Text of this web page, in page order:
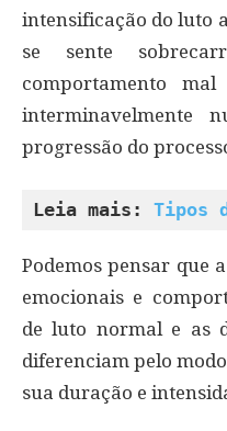
intensificação do luto
se sente
comportamento
interminavelmente
progressão do
Leia mais: Tipos
Podemos pensar que
emocionais e
de luto normal e as
diferenciam pelo
sua duração e